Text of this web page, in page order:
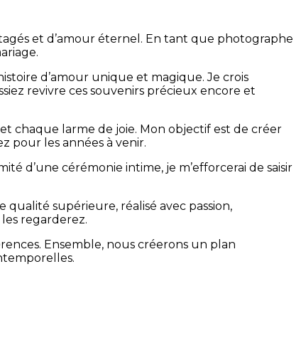
et d’amour éternel. En tant que photographe
d’amour unique et magique. Je crois
revivre ces souvenirs précieux encore et
chaque larme de joie. Mon objectif est de créer
pour les années à venir.
d’une cérémonie intime, je m’efforcerai de saisir
supérieure, réalisé avec passion,
regarderez.
Ensemble, nous créerons un plan